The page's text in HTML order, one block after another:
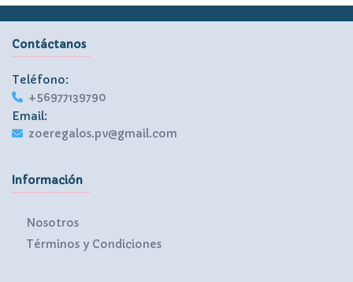
Contáctanos
Teléfono:
+56977139790
Email:
zoeregalos.pv@gmail.com
Información
Nosotros
Términos y Condiciones